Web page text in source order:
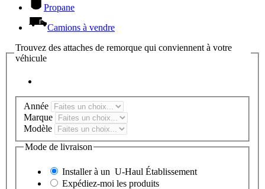
Propane
Camions à vendre
Trouvez des attaches de remorque qui conviennent à votre
véhicule
Année
Marque
Modèle
Mode de livraison
Installer à un U-Haul Établissement
Expédiez-moi les produits